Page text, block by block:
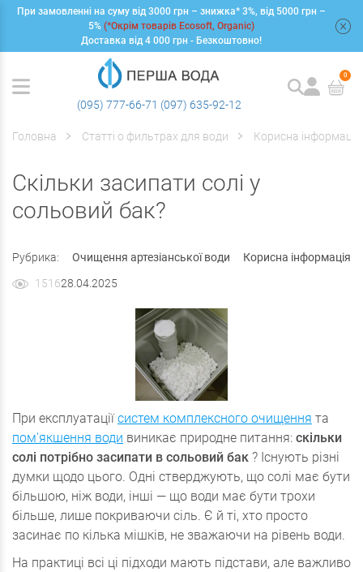
При замовленні на суму від 3000 грн – знижка* 3%, від 5000 грн –
5% (*Окрім товарів Ecosoft, Organic)
Доставка від 4 000 грн - Безкоштовно!
(095) 777-66-71 (097) 635-92-12
0
Головна Статті о фильтрах для води Корисна інформація
Скільки засипати солі у
сольовий бак?
Рубрика: Очищення артезіанської води
Корисна інформація
151628.04.2025
При експлуатації систем комплексного очищення та
пом'якшення води виникає природне питання: скільки
солі потрібно засипати в сольовий бак ? Існують різні
думки щодо цього. Одні стверджують, що солі має бути
більшою, ніж води, інші — що води має бути трохи
більше, лише покриваючи сіль. Є й ті, хто просто
засинає по кілька мішків, не зважаючи на рівень води.
На практиці всі ці підходи мають підстави, але важливо